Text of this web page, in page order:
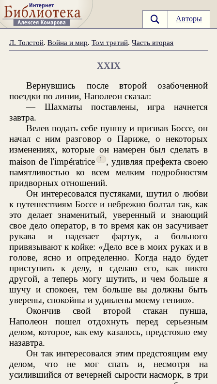
Авторы
Л. Толстой.Война и мир.Том третий.Часть вторая
XXIX
Вернувшись после второй озабоченной
поездки по линии, Наполеон сказал:
— Шахматы поставлены, игра начнется
завтра.
Велев подать себе пуншу и призвав Боссе, он
начал с ним разговор о Париже, о некоторых
изменениях, которые он намерен был сделать в
maison de l'impératrice
1 , удивляя префекта своею
памятливостью ко всем мелким подробностям
придворных отношений.
Он интересовался пустяками, шутил о любви
к путешествиям Боссе и небрежно болтал так, как
это делает знаменитый, уверенный и знающий
свое дело оператор, в то время как он засучивает
рукава и надевает фартук, а больного
привязывают к койке: «Дело все в моих руках и в
голове, ясно и определенно. Когда надо будет
приступить к делу, я сделаю его, как никто
другой, а теперь могу шутить, и чем больше я
шучу и спокоен, тем больше вы должны быть
уверены, спокойны и удивлены моему гению».
Окончив свой второй стакан пунша,
Наполеон пошел отдохнуть перед серьезным
делом, которое, как ему казалось, предстояло ему
назавтра.
Он так интересовался этим предстоящим ему
делом, что не мог спать и, несмотря на
усилившийся от вечерней сырости насморк, в три